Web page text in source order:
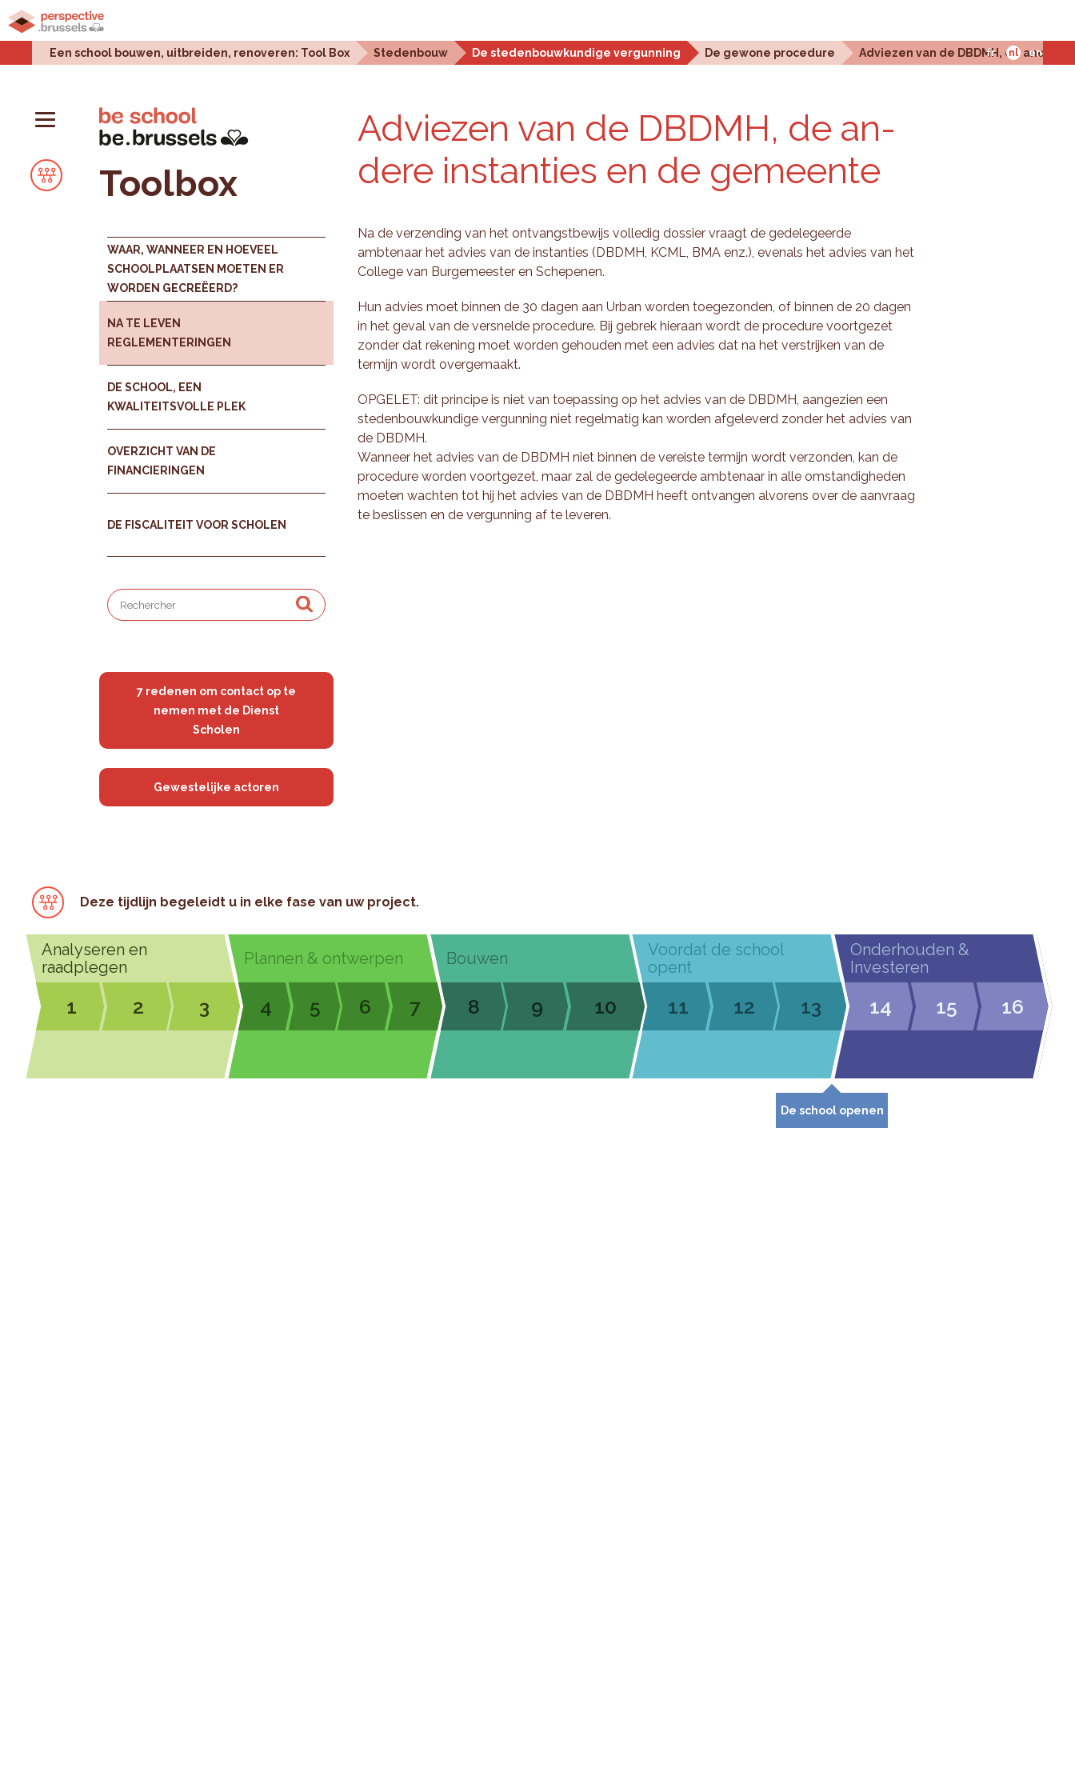
Home Stadsprojecten
Een school bouwen, uitbreiden, renoveren: Tool Box Stedenbouw De stedenbouwkundige vergunning De gewone procedure Adviezen van de DBDMH, de
fr nl en
Toolbox
WAAR, WANNEER EN HOEVEEL
SCHOOLPLAATSEN MOETEN ER
WORDEN GECREËERD?
NA TE LEVEN
REGLEMENTERINGEN
DE SCHOOL, EEN
KWALITEITSVOLLE PLEK
OVERZICHT VAN DE
FINANCIERINGEN
DE FISCALITEIT VOOR SCHOLEN
7 redenen om contact op te
nemen met de Dienst
Scholen
Gewestelijke actoren
Ad­vie­zen van de DBDMH, de an­
de­re in­stan­ties en de ge­meen­te
Na de verzending van het ontvangstbewijs volledig dossier vraagt de gedelegeerde
ambtenaar het advies van de instanties (DBDMH, KCML, BMA enz.), evenals het advies van het
College van Burgemeester en Schepenen.
Hun advies moet binnen de 30 dagen aan Urban worden toegezonden, of binnen de 20 dagen
in het geval van de versnelde procedure. Bij gebrek hieraan wordt de procedure voortgezet
zonder dat rekening moet worden gehouden met een advies dat na het verstrijken van de
termijn wordt overgemaakt.
OPGELET: dit principe is niet van toepassing op het advies van de DBDMH, aangezien een
stedenbouwkundige vergunning niet regelmatig kan worden afgeleverd zonder het advies van
de DBDMH.
Wanneer het advies van de DBDMH niet binnen de vereiste termijn wordt verzonden, kan de
procedure worden voortgezet, maar zal de gedelegeerde ambtenaar in alle omstandigheden
moeten wachten tot hij het advies van de DBDMH heeft ontvangen alvorens over de aanvraag
te beslissen en de vergunning af te leveren.
Deze tijdlijn begeleidt u in elke fase van uw project.
Analyseren en
raadplegen
1 2 3
Plannen & ontwerpen
4 5 6 7
Bouwen
8 9 10
Voordat de school
opent
11 12 13
De school openen
Onderhouden &
Investeren
14 15 16